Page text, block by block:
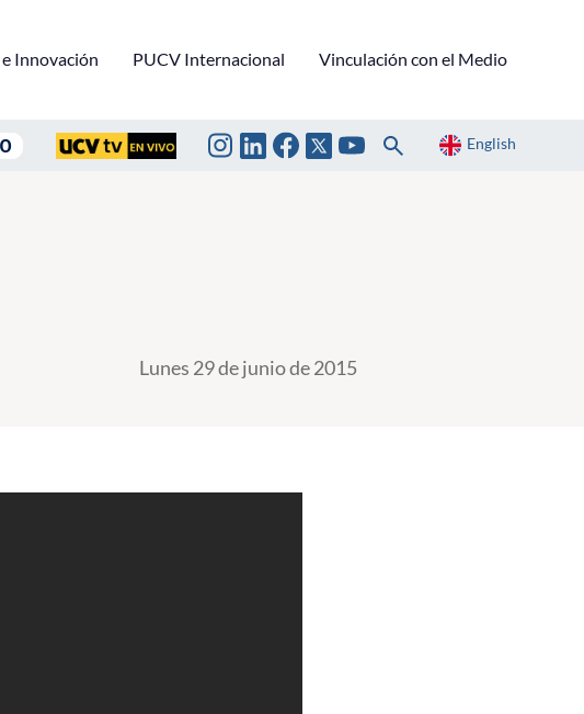
Innovación PUCV Internacional Vinculación con el Medio
English
Lunes 29 de junio de 2015